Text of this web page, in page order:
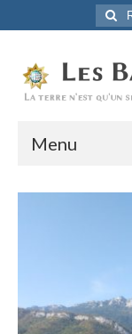
:
Menu
Accueil
Être Baha’i